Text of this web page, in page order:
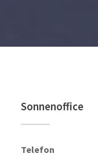
Sonnenoffice
Telefon